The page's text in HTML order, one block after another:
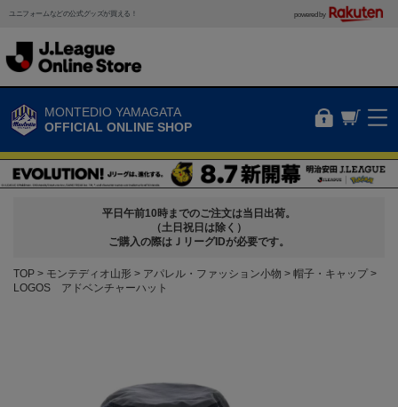
ユニフォームなどの公式グッズが買える！ powered by
MONTEDIO YAMAGATA
OFFICIAL ONLINE SHOP
平日午前10時までのご注文は当日出荷。
（土日祝日は除く）
ご購入の際はＪリーグIDが必要です。
TOP モンテディオ山形 アパレル・ファッション小物
帽子・キャップ
LOGOS アドベンチャーハット